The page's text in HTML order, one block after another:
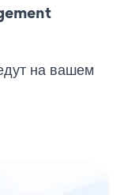
на вашем